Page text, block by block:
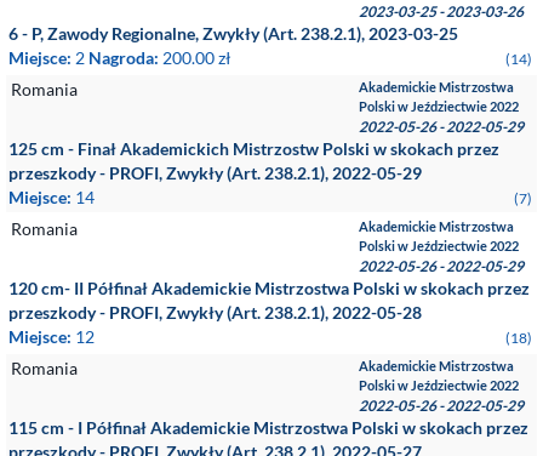
2023-03-25 - 2023-03-26
6 - P, Zawody Regionalne, Zwykły (Art. 238.2.1), 2023-03-25
Miejsce: 2 (14)
Nagroda: 200.00 zł
Romania
Akademickie Mistrzostwa
Polski w Jeździectwie 2022
2022-05-26 - 2022-05-29
125 cm - Finał Akademickich Mistrzostw Polski w skokach przez
przeszkody - PROFI, Zwykły (Art. 238.2.1), 2022-05-29
Miejsce: 14 (7)
Romania
Akademickie Mistrzostwa
Polski w Jeździectwie 2022
2022-05-26 - 2022-05-29
120 cm- II Półfinał Akademickie Mistrzostwa Polski w skokach przez
przeszkody - PROFI, Zwykły (Art. 238.2.1), 2022-05-28
Miejsce: 12 (18)
Romania
Akademickie Mistrzostwa
Polski w Jeździectwie 2022
2022-05-26 - 2022-05-29
115 cm - I Półfinał Akademickie Mistrzostwa Polski w skokach przez
przeszkody - PROFI, Zwykły (Art. 238.2.1), 2022-05-27